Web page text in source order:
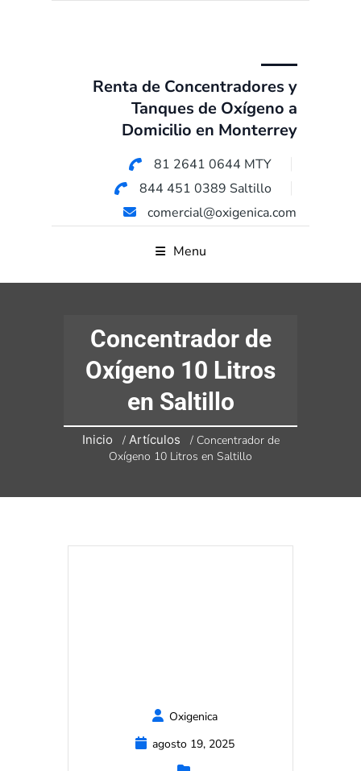
Renta de Concentradores y
Tanques de Oxígeno a
Domicilio en Monterrey
81 2641 0644 MTY
844 451 0389 Saltillo
comercial@oxigenica.com
Menu
Concentrador de
Oxígeno 10 Litros
en Saltillo
Inicio / Artículos / Concentrador de
Oxígeno 10 Litros en Saltillo
Oxigenica
agosto 19, 2025